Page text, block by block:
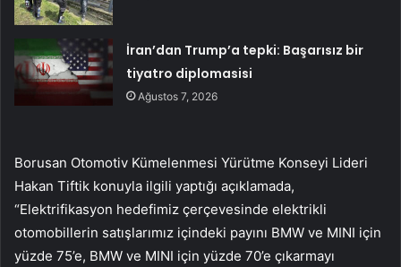
İran’dan Trump’a tepki: Başarısız bir
tiyatro diplomasisi
Ağustos 7, 2026
Borusan Otomotiv Kümelenmesi Yürütme Konseyi Lideri
Hakan Tiftik konuyla ilgili yaptığı açıklamada,
“Elektrifikasyon hedefimiz çerçevesinde elektrikli
otomobillerin satışlarımız içindeki payını BMW ve MINI için
yüzde 75’e, BMW ve MINI için yüzde 70’e çıkarmayı